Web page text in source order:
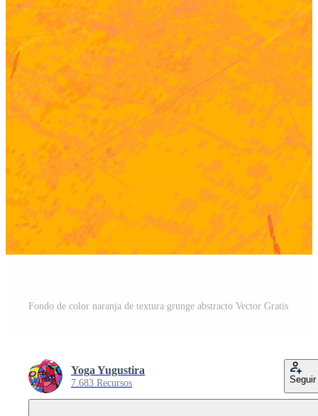
Fondo de color naranja de textura grunge abstracto Vector Gratis
Yoga Yugustira
7.683 Recursos Seguir